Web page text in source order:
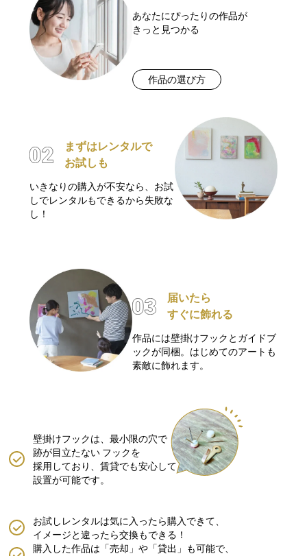
あなたにぴったりの作品が
きっと見つかる
作品の選び方
まずはレンタルで
お試しも
いきなりの購入が不安なら、お試
しでレンタルもできるから失敗な
し！
届いたら
すぐに飾れる
作品には壁掛けフックとガイドブ
ックが同梱。はじめてのアートも
素敵に飾れます。
壁掛けフックは、最小限の穴で
跡が目立たない フックを
採用しており、賃貸でも安心して
設置が可能です。
購入した作品は「売却」や「貸出」も可能で、
お試しレンタルは気に入ったら購入できて、
イメージと違ったら交換もできる！